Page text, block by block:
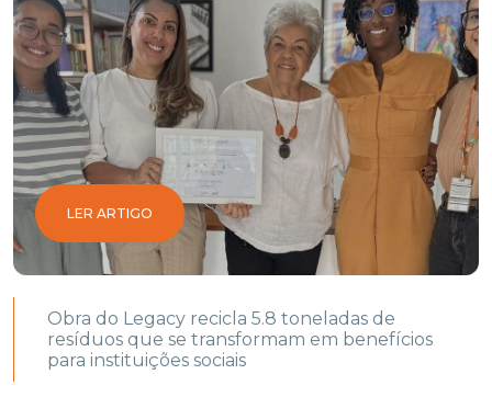
LER ARTIGO
Obra do Legacy recicla 5.8 toneladas de
resíduos que se transformam em benefícios
para instituições sociais